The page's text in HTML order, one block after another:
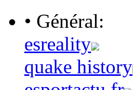
• Général:
esreality
quake history